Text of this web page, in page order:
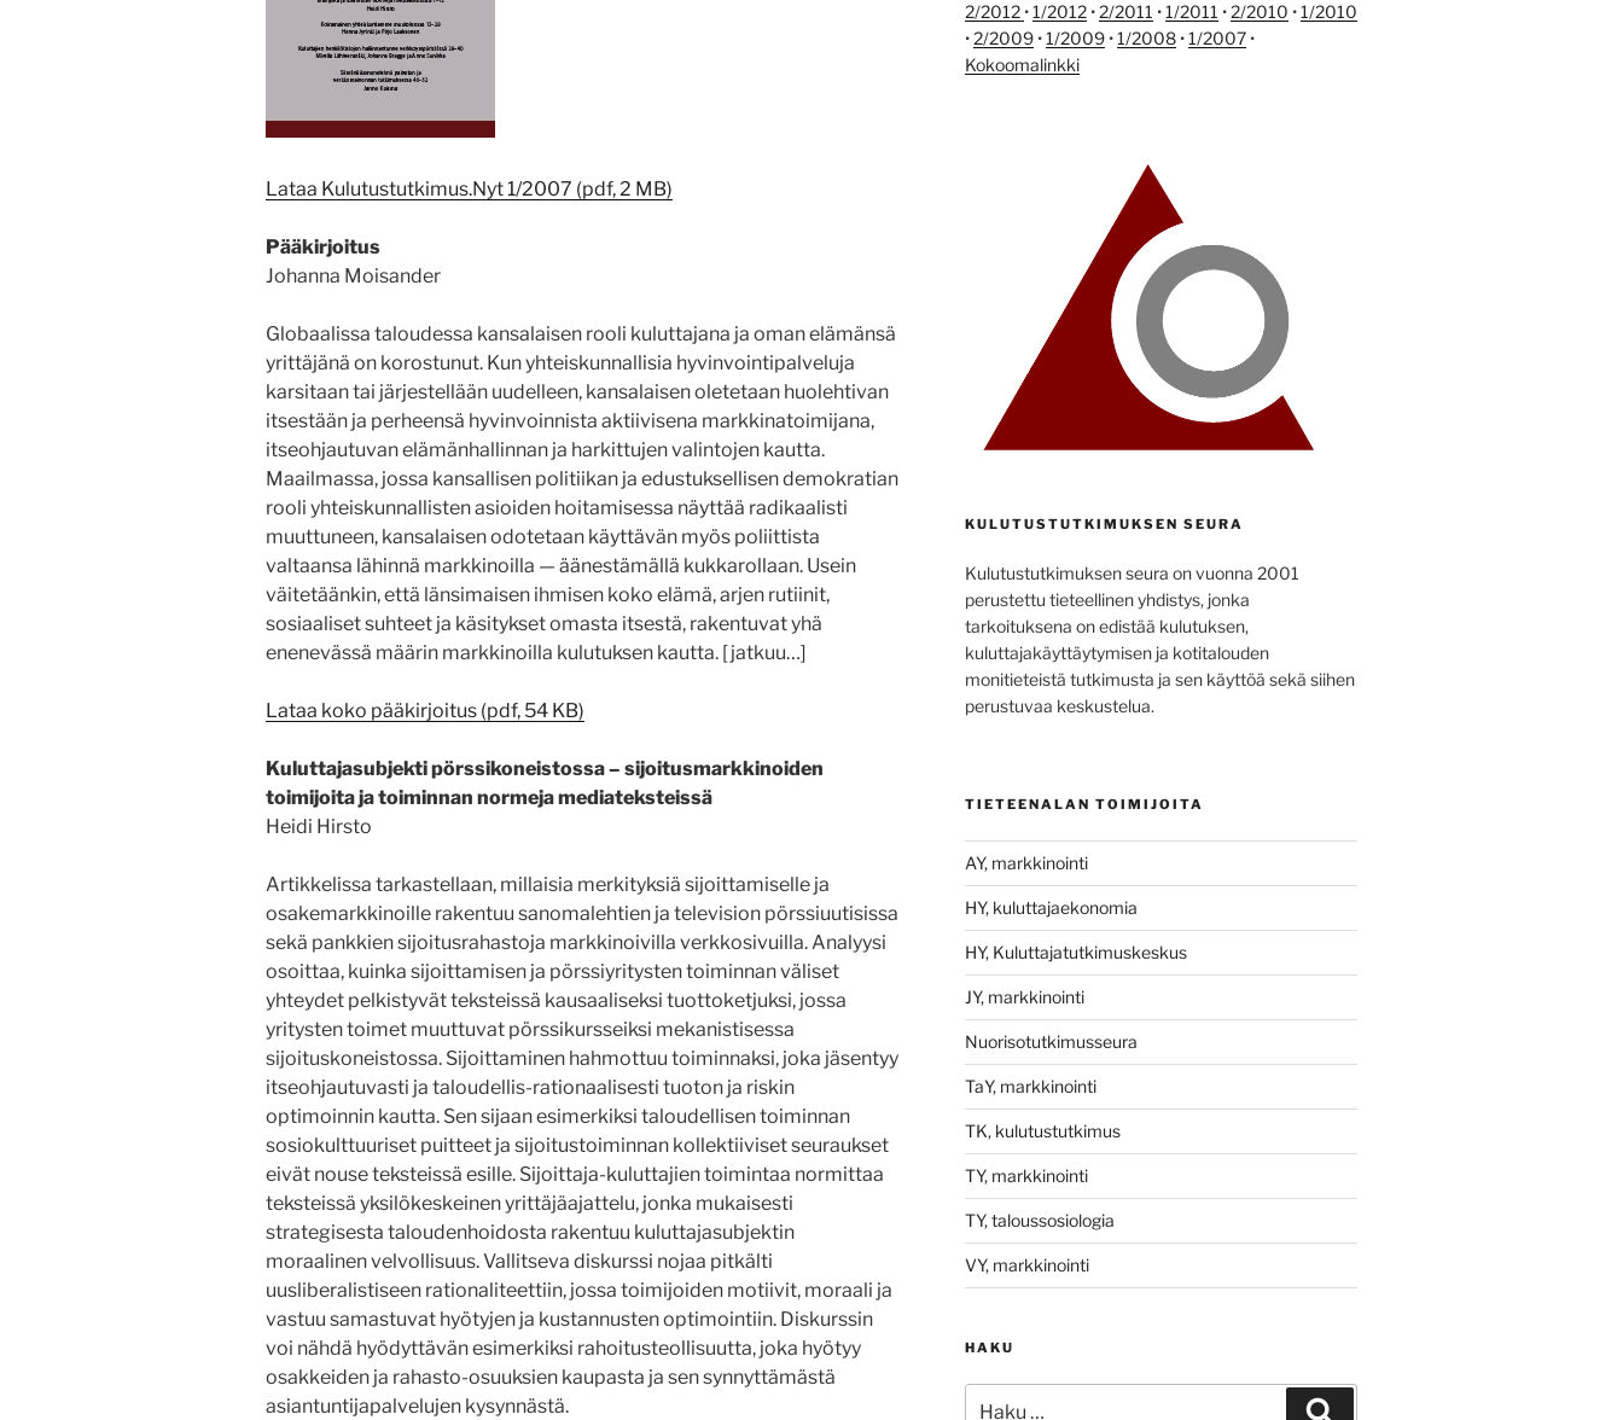
Lataa Kulutustutkimus.Nyt 1/2007 (pdf, 2 MB)
Pääkirjoitus
Johanna Moisander
Globaalissa taloudessa kansalaisen rooli kuluttajana ja oman elämänsä
yrittäjänä on korostunut. Kun yhteiskunnallisia hyvinvointipalveluja
karsitaan tai järjestellään uudelleen, kansalaisen oletetaan huolehtivan
itsestään ja perheensä hyvinvoinnista aktiivisena markkinatoimijana,
itseohjautuvan elämänhallinnan ja harkittujen valintojen kautta.
Maailmassa, jossa kansallisen politiikan ja edustuksellisen demokratian
rooli yhteiskunnallisten asioiden hoitamisessa näyttää radikaalisti
muuttuneen, kansalaisen odotetaan käyttävän myös poliittista
valtaansa lähinnä markkinoilla — äänestämällä kukkarollaan. Usein
väitetäänkin, että länsimaisen ihmisen koko elämä, arjen rutiinit,
sosiaaliset suhteet ja käsitykset omasta itsestä, rakentuvat yhä
enenevässä määrin markkinoilla kulutuksen kautta. [jatkuu…]
Lataa koko pääkirjoitus (pdf, 54 KB)
Kuluttajasubjekti pörssikoneistossa – sijoitusmarkkinoiden
toimijoita ja toiminnan normeja mediateksteissä
Heidi Hirsto
Artikkelissa tarkastellaan, millaisia merkityksiä sijoittamiselle ja
osakemarkkinoille rakentuu sanomalehtien ja television pörssiuutisissa
sekä pankkien sijoitusrahastoja markkinoivilla verkkosivuilla. Analyysi
osoittaa, kuinka sijoittamisen ja pörssiyritysten toiminnan väliset
yhteydet pelkistyvät teksteissä kausaaliseksi tuottoketjuksi, jossa
yritysten toimet muuttuvat pörssikursseiksi mekanistisessa
sijoituskoneistossa. Sijoittaminen hahmottuu toiminnaksi, joka jäsentyy
itseohjautuvasti ja taloudellis-rationaalisesti tuoton ja riskin
optimoinnin kautta. Sen sijaan esimerkiksi taloudellisen toiminnan
sosiokulttuuriset puitteet ja sijoitustoiminnan kollektiiviset seuraukset
eivät nouse teksteissä esille. Sijoittaja-kuluttajien toimintaa normittaa
teksteissä yksilökeskeinen yrittäjäajattelu, jonka mukaisesti
strategisesta taloudenhoidosta rakentuu kuluttajasubjektin
moraalinen velvollisuus. Vallitseva diskurssi nojaa pitkälti
uusliberalistiseen rationaliteettiin, jossa toimijoiden motiivit, moraali ja
vastuu samastuvat hyötyjen ja kustannusten optimointiin. Diskurssin
voi nähdä hyödyttävän esimerkiksi rahoitusteollisuutta, joka hyötyy
osakkeiden ja rahasto-osuuksien kaupasta ja sen synnyttämästä
asiantuntijapalvelujen kysynnästä.
2/2012 •1/2012•2/2011 •1/2011 •2/2010 •1/2010
•2/2009•1/2009•1/2008•1/2007•
Kokoomalinkki
KULUTUSTUTKIMUKSEN SEURA
Kulutustutkimuksen seura on vuonna 2001
perustettu tieteellinen yhdistys, jonka
tarkoituksena on edistää kulutuksen,
kuluttajakäyttäytymisen ja kotitalouden
monitieteistä tutkimusta ja sen käyttöä sekä siihen
perustuvaa keskustelua.
TIETEENALAN TOIMIJOITA
AY, markkinointi
HY, kuluttajaekonomia
HY, Kuluttajatutkimuskeskus
JY, markkinointi
Nuorisotutkimusseura
TaY, markkinointi
TK, kulutustutkimus
TY, markkinointi
TY, taloussosiologia
VY, markkinointi
HAKU